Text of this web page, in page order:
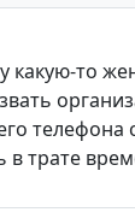
какую-то
телефона
в трате